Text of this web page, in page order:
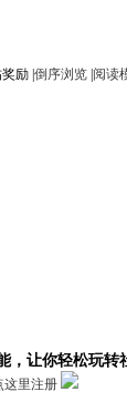
倒序浏览 阅读
，让你轻松玩转
这里注册